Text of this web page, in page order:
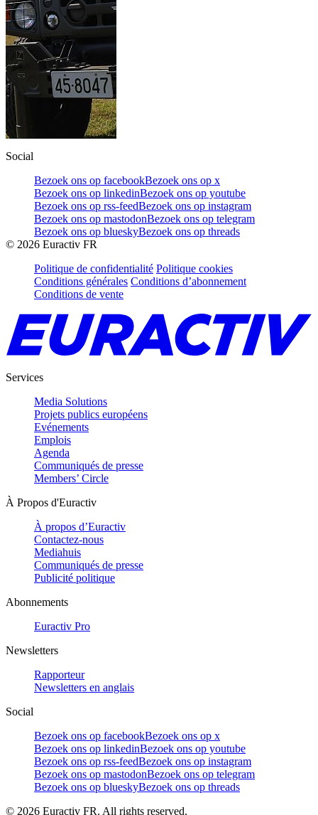
Social
Bezoek ons op facebookBezoek ons op x
Bezoek ons op linkedinBezoek ons op youtube
Bezoek ons op rss-feedBezoek ons op instagram
Bezoek ons op mastodonBezoek ons op telegram
Bezoek ons op blueskyBezoek ons op threads
© 2026 Euractiv FR
Politique de confidentialité Politique cookies
Conditions générales Conditions d’abonnement
Conditions de vente
Services
Media Solutions
Projets publics européens
Evénements
Emplois
Agenda
Communiqués de presse
Members’ Circle
À Propos d'Euractiv
À propos d’Euractiv
Contactez-nous
Mediahuis
Communiqués de presse
Publicité politique
Abonnements
Euractiv Pro
Newsletters
Rapporteur
Newsletters en anglais
Social
Bezoek ons op facebookBezoek ons op x
Bezoek ons op linkedinBezoek ons op youtube
Bezoek ons op rss-feedBezoek ons op instagram
Bezoek ons op mastodonBezoek ons op telegram
Bezoek ons op blueskyBezoek ons op threads
© 2026 Euractiv FR. All rights reserved.